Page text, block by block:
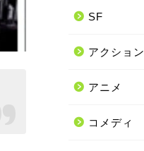
SF
アクション
アニメ
コメディ